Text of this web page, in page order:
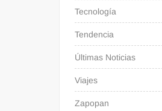
Tecnología
Tendencia
Últimas Noticias
Viajes
Zapopan